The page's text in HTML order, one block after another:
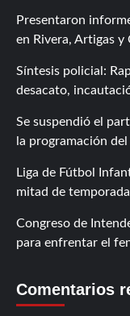
Presentaron
en Rivera, Artigas y
Síntesis policial:
desacato,
Se suspendió el
la programación
Liga de Fútbol
mitad de temporada
Congreso de
para enfrentar el
Comentarios